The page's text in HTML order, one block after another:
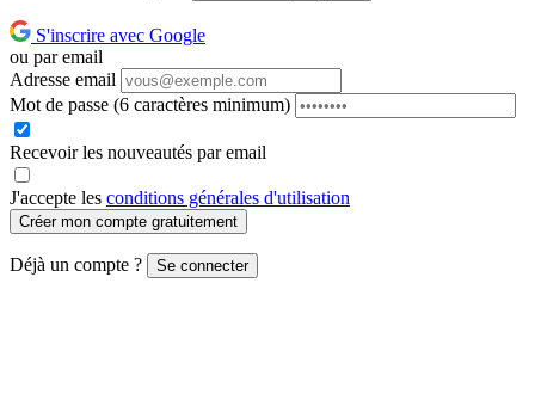
S'inscrire avec Google
ou par email
Adresse email
Mot de passe (6 caractères minimum)
Recevoir les nouveautés par email
J'accepte les conditions générales d'utilisation
Créer mon compte gratuitement
Déjà un compte ? Se connecter